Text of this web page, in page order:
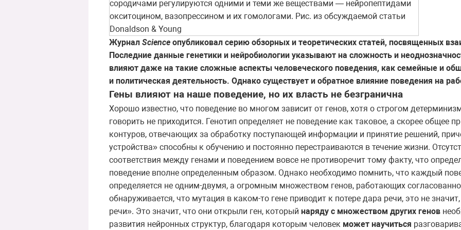
сородичами регулируются одними и теми же веществами — нейропептидами
окситоцином, вазопрессином и их гомологами. Рис. из обсуждаемой статьи
Donaldson & Young
Журнал Science опубликовал серию обзорных и теоретических статей, посвященных
Последние данные генетики и нейробиологии указывают на сложность и
влияют даже на такие сложные аспекты человеческого поведения, как семейные и
и политическая деятельность. Однако существует и обратное влияние поведения на
Гены влияют на наше поведение, но их власть не безгранична
Хорошо известно, что поведение во многом зависит от генов, хотя о строгом
говорить не приходится. Генотип определяет не поведение как таковое, а скорее общее
контуров, отвечающих за обработку поступающей информации и принятие решений,
устройства» способны к обучению и постоянно перестраиваются в течение жизни.
соответствия между генами и поведением вовсе не противоречит тому факту, что
поведение вполне определенным образом. Однако необходимо помнить, что каждый
определяется не одним-двумя, а огромным множеством генов, работающих
обнаруживается, что мутация в каком-то гене приводит к потере дара речи, это не
речи». Это значит, что они открыли ген, который наряду с множеством других генов
развития нейронных структур, благодаря которым человек может научиться